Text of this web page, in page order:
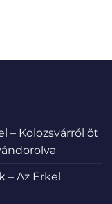
– Kolozsvárról öt
– Az Erkel